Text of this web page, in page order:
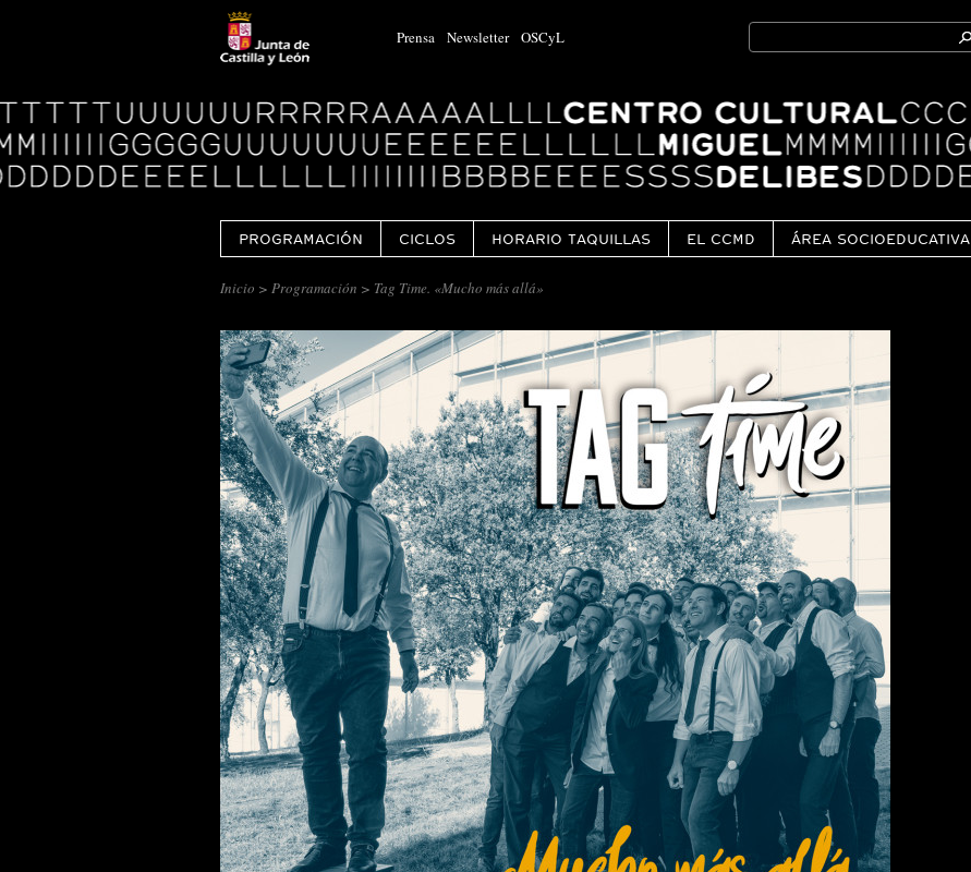
Prensa Newsletter OSCyL
Search
for:
Logo
Centro
Cultural
Miguel
Delibes
PROGRAMACIÓN CICLOS HORARIO TAQUILLAS EL CCMD ÁREA SOCIOEDUCATIVA
Inicio > Programación > Tag Time. «Mucho más allá»